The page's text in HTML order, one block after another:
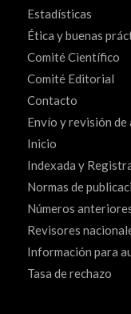
Estadísticas
Ética y buenas
Comité Científico
Comité Editorial
Contacto
Envío y revisión
Inicio
Indexada y
Normas de
Números
Revisores
Información para
Tasa de rechazo